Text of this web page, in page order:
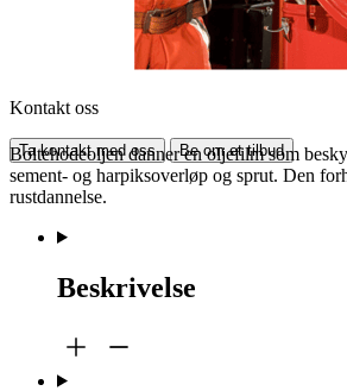
Kontakt oss
Ta kontakt med oss Be om et tilbud
Boltehodeoljen danner en oljefilm som
sement- og harpiksoverløp og sprut. Den
rustdannelse.
Beskrivelse